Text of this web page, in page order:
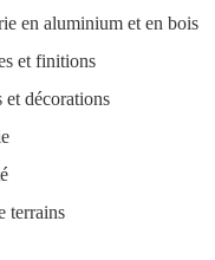
en aluminium et en bois
et finitions
et décorations
terrains